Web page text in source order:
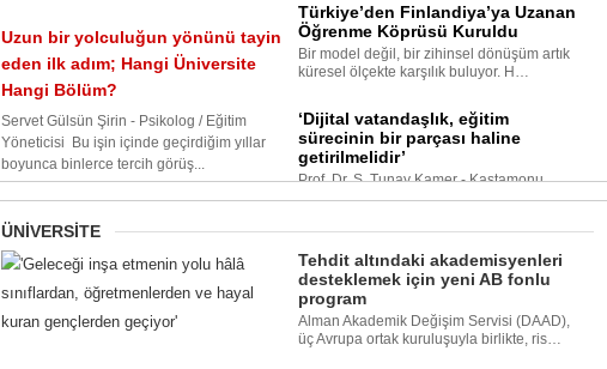
Uzun bir yolculuğun yönünü tayin
eden ilk adım; Hangi Üniversite
Hangi Bölüm?
Servet Gülsün Şirin - Psikolog / Eğitim
Yöneticisi Bu işin içinde geçirdiğim yıllar
boyunca binlerce tercih görüş...
Türkiye’den Finlandiya’ya Uzanan
Öğrenme Köprüsü Kuruldu
Bir model değil, bir zihinsel dönüşüm artık
küresel ölçekte karşılık buluyor. H…
‘Dijital vatandaşlık, eğitim
sürecinin bir parçası haline
getirilmelidir’
Prof. Dr. S. Tunay Kamer - Kastamonu
Üniversitesi Eğitim Fakültesi Öğretim
ÜNİVERSİTE
Tehdit altındaki akademisyenleri
desteklemek için yeni AB fonlu
program
Alman Akademik Değişim Servisi (DAAD),
üç Avrupa ortak kuruluşuyla birlikte, ris…